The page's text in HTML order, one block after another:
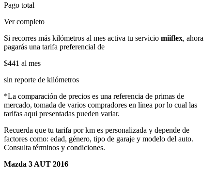
Pago total
Ver completo
Si recorres más kilómetros al mes activa tu servicio miiflex, ahora
pagarás una tarifa preferencial de
$441 al mes
sin reporte de kilómetros
*La comparación de precios es una referencia de primas de
mercado, tomada de varios compradores en línea por lo cual las
tarifas aqui presentadas pueden variar.
Recuerda que tu tarifa por km es personalizada y depende de
factores como: edad, género, tipo de garaje y modelo del auto.
Consulta términos y condiciones.
Mazda 3 AUT 2016